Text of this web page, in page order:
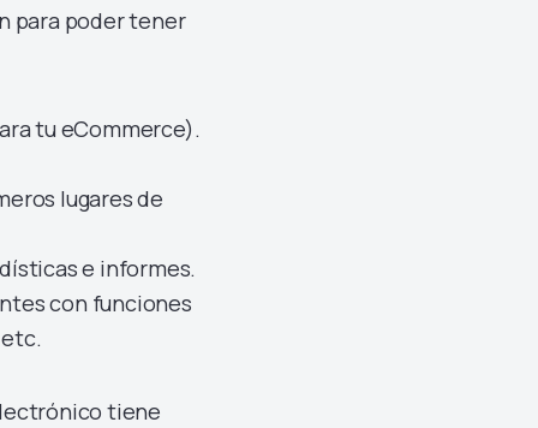
para poder tener
tu eCommerce).
lugares de
e informes.
con funciones
tiene